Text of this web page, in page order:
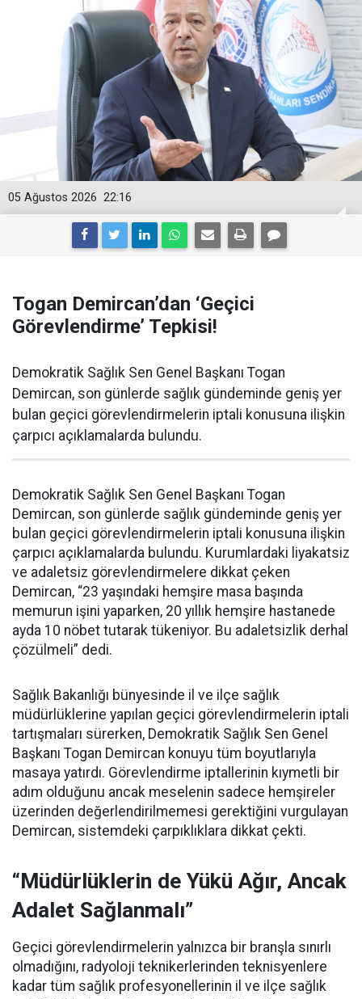
22:16
05 Ağustos 2026
Togan Demircan’dan ‘Geçici
Görevlendirme’ Tepkisi!
Demokratik Sağlık Sen Genel Başkanı Togan
Demircan, son günlerde sağlık gündeminde geniş yer
bulan geçici görevlendirmelerin iptali konusuna ilişkin
çarpıcı açıklamalarda bulundu.
Demokratik Sağlık Sen Genel Başkanı Togan
Demircan, son günlerde sağlık gündeminde geniş yer
bulan geçici görevlendirmelerin iptali konusuna ilişkin
çarpıcı açıklamalarda bulundu. Kurumlardaki liyakatsiz
ve adaletsiz görevlendirmelere dikkat çeken
Demircan, “23 yaşındaki hemşire masa başında
memurun işini yaparken, 20 yıllık hemşire hastanede
ayda 10 nöbet tutarak tükeniyor. Bu adaletsizlik derhal
çözülmeli” dedi.
Sağlık Bakanlığı bünyesinde il ve ilçe sağlık
müdürlüklerine yapılan geçici görevlendirmelerin iptali
tartışmaları sürerken, Demokratik Sağlık Sen Genel
Başkanı Togan Demircan konuyu tüm boyutlarıyla
masaya yatırdı. Görevlendirme iptallerinin kıymetli bir
adım olduğunu ancak meselenin sadece hemşireler
üzerinden değerlendirilmemesi gerektiğini vurgulayan
Demircan, sistemdeki çarpıklıklara dikkat çekti.
“Müdürlüklerin de Yükü Ağır, Ancak
Adalet Sağlanmalı”
Geçici görevlendirmelerin yalnızca bir branşla sınırlı
olmadığını, radyoloji teknikerlerinden teknisyenlere
kadar tüm sağlık profesyonellerinin il ve ilçe sağlık